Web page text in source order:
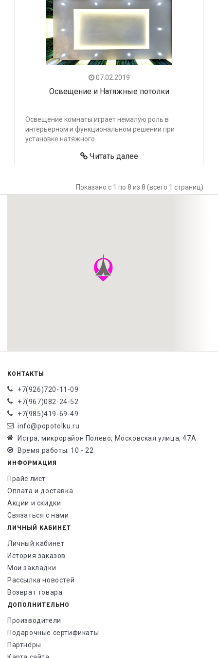
07.02.2019
Освещение и Натяжные потолки
Освещение комнаты играет немалую роль в
интерьерном и функциональном решении при
установке натяжного..
Читать далее
Показано с 1 по 8 из 8 (всего 1 страниц)
КОНТАКТЫ
+7(926)720-11-09
+7(967)082-24-52
+7(985)419-69-49
info@popotolku.ru
Истра, микрорайон Полево, Московская улица, 47А
Время работы: 10 - 22
ИНФОРМАЦИЯ
Прайс лист
Оплата и доставка
Акции и скидки
Связаться с нами
ЛИЧНЫЙ КАБИНЕТ
Личный кабинет
История заказов
Мои закладки
Рассылка новостей
Возврат товара
ДОПОЛНИТЕЛЬНО
Производители
Подарочные сертификаты
Партнёры